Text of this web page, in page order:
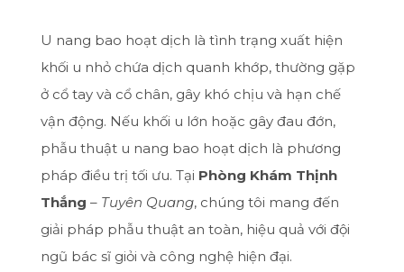
U nang bao hoạt dịch là tình trạng xuất hiện
khối u nhỏ chứa dịch quanh khớp, thường gặp
ở cổ tay và cổ chân, gây khó chịu và hạn chế
vận động. Nếu khối u lớn hoặc gây đau đớn,
phẫu thuật u nang bao hoạt dịch là phương
pháp điều trị tối ưu. Tại Phòng Khám Thịnh
Thắng – Tuyên Quang, chúng tôi mang đến
giải pháp phẫu thuật an toàn, hiệu quả với đội
ngũ bác sĩ giỏi và công nghệ hiện đại.